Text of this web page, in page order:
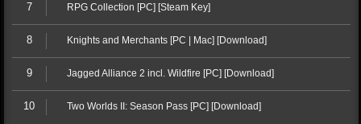
7 RPG Collection [PC] [Steam Key]
8 Knights and Merchants [PC | Mac] [Download]
9 Jagged Alliance 2 incl. Wildfire [PC] [Download]
10 Two Worlds II: Season Pass [PC] [Download]